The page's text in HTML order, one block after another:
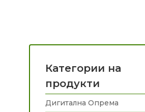
Категории на
продукти
Дигитална Опрема